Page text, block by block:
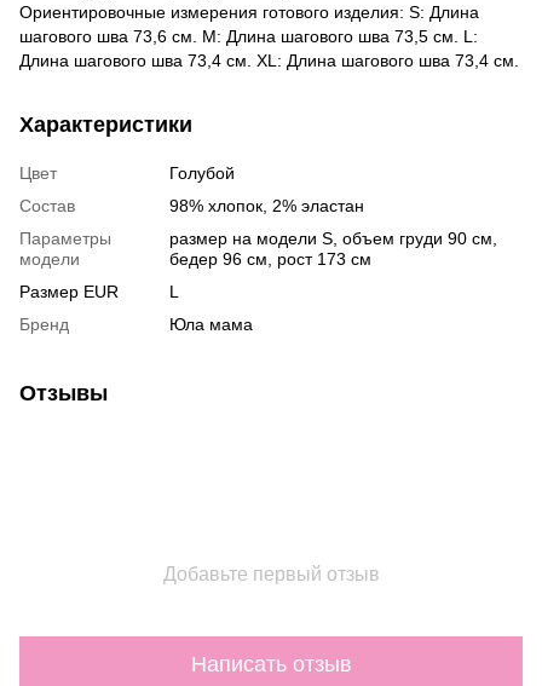
Ориентировочные измерения готового изделия: S: Длина
шагового шва 73,6 см. M: Длина шагового шва 73,5 см. L:
Длина шагового шва 73,4 см. XL: Длина шагового шва 73,4 см.
Характеристики
Цвет
Голубой
Состав
98% хлопок, 2% эластан
Параметры
модели
размер на модели S, объем груди 90 см,
бедер 96 см, рост 173 см
Размер EUR
L
Бренд
Юла мама
Отзывы
Добавьте первый отзыв
Написать отзыв